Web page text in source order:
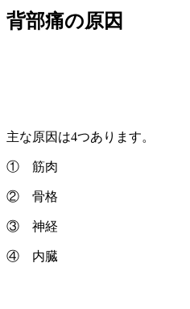
背部痛の原因
主な原因は4つあります。
① 筋肉
② 骨格
③ 神経
④ 内臓